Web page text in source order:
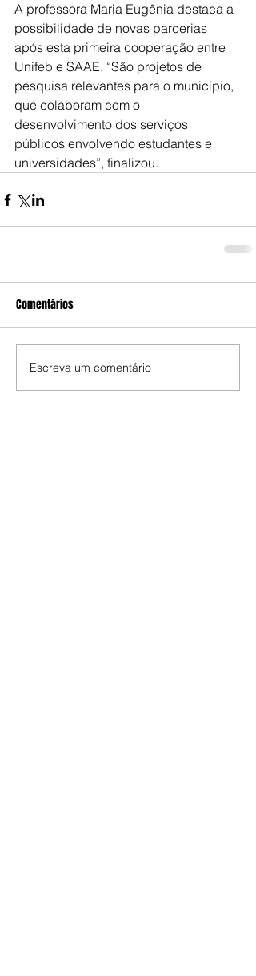
A professora Maria Eugênia destaca a
possibilidade de novas parcerias
após esta primeira cooperação entre
Unifeb e SAAE. “São projetos de
pesquisa relevantes para o município,
que colaboram com o
desenvolvimento dos serviços
públicos envolvendo estudantes e
universidades”, finalizou.
Comentários
Escreva um comentário